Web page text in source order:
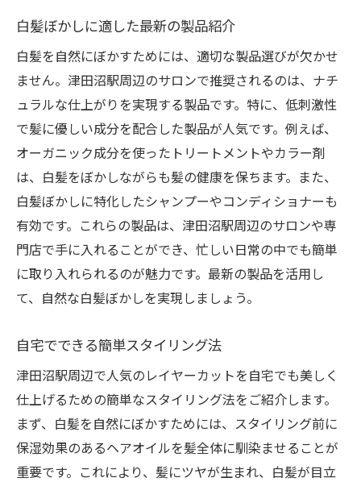
白髪ぼかしに適した最新の製品紹介
白髪を自然にぼかすためには、適切な製品選びが欠かせ
ません。津田沼駅周辺のサロンで推奨されるのは、ナチ
ュラルな仕上がりを実現する製品です。特に、低刺激性
で髪に優しい成分を配合した製品が人気です。例えば、
オーガニック成分を使ったトリートメントやカラー剤
は、白髪をぼかしながらも髪の健康を保ちます。また、
白髪ぼかしに特化したシャンプーやコンディショナーも
有効です。これらの製品は、津田沼駅周辺のサロンや専
門店で手に入れることができ、忙しい日常の中でも簡単
に取り入れられるのが魅力です。最新の製品を活用し
て、自然な白髪ぼかしを実現しましょう。
自宅でできる簡単スタイリング法
津田沼駅周辺で人気のレイヤーカットを自宅でも美しく
仕上げるための簡単なスタイリング法をご紹介します。
まず、白髪を自然にぼかすためには、スタイリング前に
保湿効果のあるヘアオイルを髪全体に馴染ませることが
重要です。これにより、髪にツヤが生まれ、白髪が目立